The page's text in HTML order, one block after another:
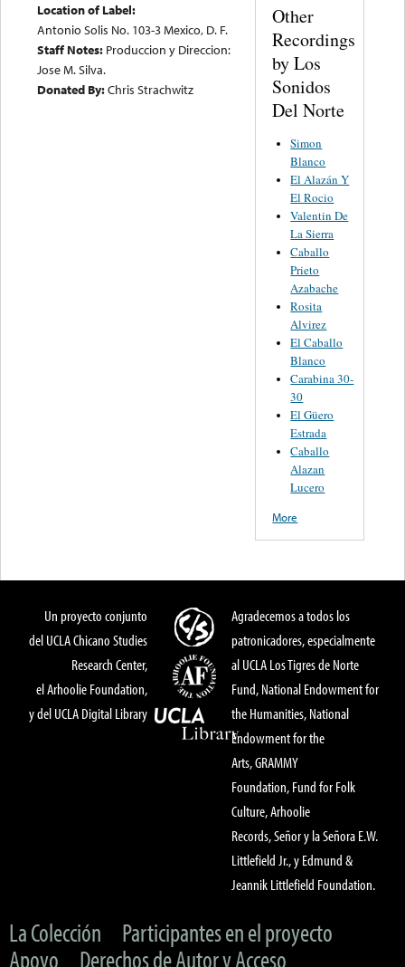
Location of Label:
Antonio Solis No. 103-3 Mexico, D. F.
Staff Notes: Produccion y Direccion:
Jose M. Silva.
Donated By:Chris Strachwitz
Other
Recordings
by Los
Sonidos
Del Norte
Simon
Blanco
El Alazán Y
El Rocio
Valentin De
La Sierra
Caballo
Prieto
Azabache
Rosita
Alvirez
El Caballo
Blanco
Carabina 30-
30
El Güero
Estrada
Caballo
Alazan
Lucero
More
Un proyecto conjunto
del UCLA Chicano Studies
Research Center,
el Arhoolie Foundation,
y del UCLA Digital Library
Agradecemos a todos los
patronicadores, especialmente
al UCLA Los Tigres de Norte
Fund, National Endowment for
the Humanities, National
Endowment for the
Arts, GRAMMY
Foundation, Fund for Folk
Culture, Arhoolie
Records, Señor y la Señora E.W.
Littlefield Jr., y Edmund &
Jeannik Littlefield Foundation.
La Colección
Participantes en el proyecto
Apoyo
Derechos de Autor y Acceso